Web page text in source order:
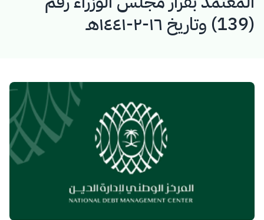
(139) وتاريخ ١٦-٢-١٤٤١هـ